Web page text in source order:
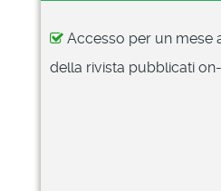
Accesso per un mese
della rivista pubblicati